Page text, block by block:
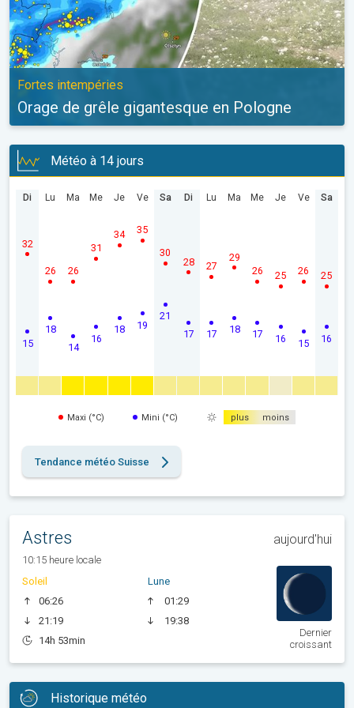
Fortes intempéries
Orage de grêle gigantesque en Pologne
Météo à 14 jours
Di
15
32
Lu
18
26
Ma
14
26
Me
16
31
Je
18
34
Ve
19
35
Sa
21
30
Di
17
28
Lu
17
27
Ma
18
29
Me
17
26
Je
16
25
Ve
15
26
Sa
16
25
Maxi (°C) Mini (°C) plus moins
Tendance météo Suisse
Astres aujourd'hui
10:15 heure locale
Soleil
06:26
21:19
14h 53min
Lune
01:29
19:38
Dernier
croissant
Historique météo